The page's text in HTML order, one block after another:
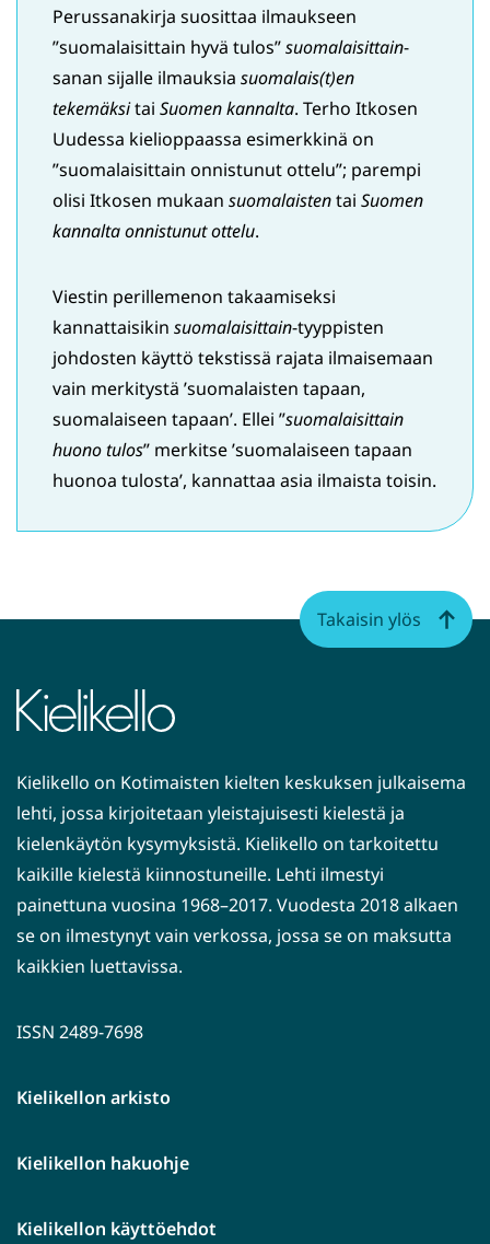
Perussanakirja suosittaa ilmaukseen
”suomalaisittain hyvä tulos”suomalaisittain-
sanan sijalle ilmauksia suomalais(t)en
tekemäksitai Suomen kannalta. Terho Itkosen
Uudessa kielioppaassa esimerkkinä on
”suomalaisittain onnistunut ottelu”; parempi
olisi Itkosen mukaan suomalaistentai Suomen
kannalta onnistunut ottelu.
Viestin perillemenon takaamiseksi
kannattaisikin suomalaisittain-tyyppisten
johdosten käyttö tekstissä rajata ilmaisemaan
vain merkitystä ’suomalaisten tapaan,
suomalaiseen tapaan’. Ellei ”suomalaisittain
huono tulos” merkitse ’suomalaiseen tapaan
huonoa tulosta’, kannattaa asia ilmaista toisin.
Kielikello on Kotimaisten kielten keskuksen julkaisema
lehti, jossa kirjoitetaan yleistajuisesti kielestä ja
kielenkäytön kysymyksistä. Kielikello on tarkoitettu
kaikille kielestä kiinnostuneille. Lehti ilmestyi
painettuna vuosina 1968–2017. Vuodesta 2018 alkaen
se on ilmestynyt vain verkossa, jossa se on maksutta
kaikkien luettavissa.
ISSN 2489-7698
Kielikellon arkisto
Kielikellon hakuohje
Kielikellon käyttöehdot
Takaisin ylös